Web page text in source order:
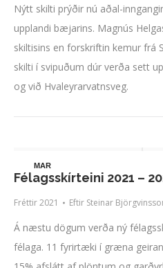
Nýtt skilti prýðir nú aðal-
upplandi bæjarins. Magnús
skiltisins en forskriftin kemur frá
skilti í svipuðum dúr verða sett
og við Hvaleyrarvatnsveg.
MAR
27
Félagsskírteini 2021 –
Fréttir 2021 Eftir Steinar
Á næstu dögum verða ný
félaga. 11 fyrirtæki í græna